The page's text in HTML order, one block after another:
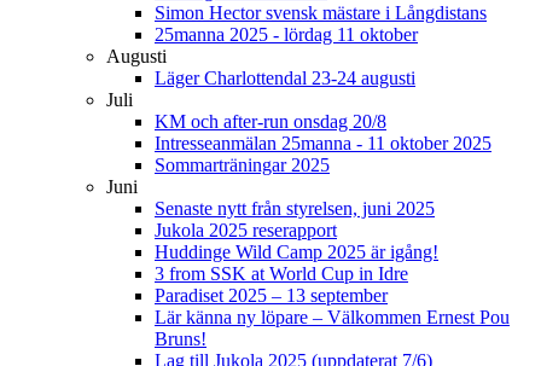
Simon Hector svensk mästare i Långdistans
25manna 2025 - lördag 11 oktober
Augusti
Läger Charlottendal 23-24 augusti
Juli
KM och after-run onsdag 20/8
Intresseanmälan 25manna - 11 oktober 2025
Sommarträningar 2025
Juni
Senaste nytt från styrelsen, juni 2025
Jukola 2025 reserapport
Huddinge Wild Camp 2025 är igång!
3 from SSK at World Cup in Idre
Paradiset 2025 – 13 september
Lär känna ny löpare – Välkommen Ernest Pou
Bruns!
Lag till Jukola 2025 (uppdaterat 7/6)